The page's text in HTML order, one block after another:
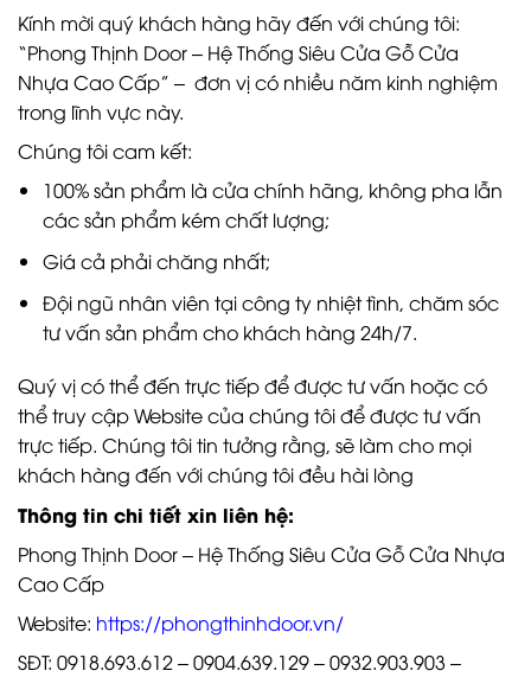
Kính mời quý khách hàng hãy đến với chúng tôi:
“Phong Thịnh Door – Hệ Thống Siêu Cửa Gỗ Cửa
Nhựa Cao Cấp” – đơn vị có nhiều năm kinh nghiệm
trong lĩnh vực này.
Chúng tôi cam kết:
100% sản phẩm là cửa chính hãng, không pha lẫn
các sản phẩm kém chất lượng;
Giá cả phải chăng nhất;
Đội ngũ nhân viên tại công ty nhiệt tình, chăm sóc
tư vấn sản phẩm cho khách hàng 24h/7.
Quý vị có thể đến trực tiếp để được tư vấn hoặc có
thể truy cập Website của chúng tôi để được tư vấn
trực tiếp. Chúng tôi tin tưởng rằng, sẽ làm cho mọi
khách hàng đến với chúng tôi đều hài lòng
Thông tin chi tiết xin liên hệ:
Phong Thịnh Door – Hệ Thống Siêu Cửa Gỗ Cửa Nhựa
Cao Cấp
Website: https://phongthinhdoor.vn/
SĐT: 0918.693.612 – 0904.639.129 – 0932.903.903 –